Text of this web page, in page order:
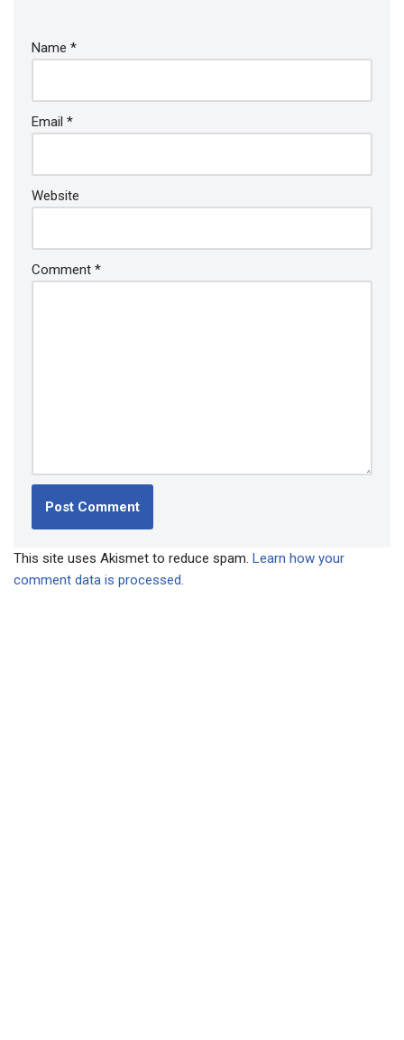
Name *
Email *
Website
Comment *
This site uses Akismet to reduce spam. Learn how your
comment data is processed.